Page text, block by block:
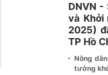
DNVN -
và Khởi
2025)
TP Hồ
Nông
tưởng